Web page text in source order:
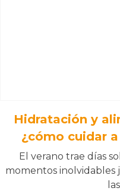
Hidratación y
¿cómo cuidar
El verano trae días
momentos inolvidables